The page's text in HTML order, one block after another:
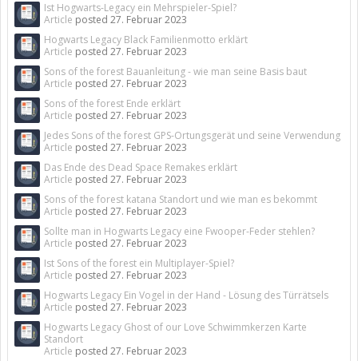
Ist Hogwarts-Legacy ein Mehrspieler-Spiel?
Article posted 27. Februar 2023
Hogwarts Legacy Black Familienmotto erklärt
Article posted 27. Februar 2023
Sons of the forest Bauanleitung - wie man seine Basis baut
Article posted 27. Februar 2023
Sons of the forest Ende erklärt
Article posted 27. Februar 2023
Jedes Sons of the forest GPS-Ortungsgerät und seine Verwendung
Article posted 27. Februar 2023
Das Ende des Dead Space Remakes erklärt
Article posted 27. Februar 2023
Sons of the forest katana Standort und wie man es bekommt
Article posted 27. Februar 2023
Sollte man in Hogwarts Legacy eine Fwooper-Feder stehlen?
Article posted 27. Februar 2023
Ist Sons of the forest ein Multiplayer-Spiel?
Article posted 27. Februar 2023
Hogwarts Legacy Ein Vogel in der Hand - Lösung des Türrätsels
Article posted 27. Februar 2023
Hogwarts Legacy Ghost of our Love Schwimmkerzen Karte
Standort
Article posted 27. Februar 2023